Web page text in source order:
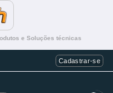
e Soluções técnicas
Cadastrar-se